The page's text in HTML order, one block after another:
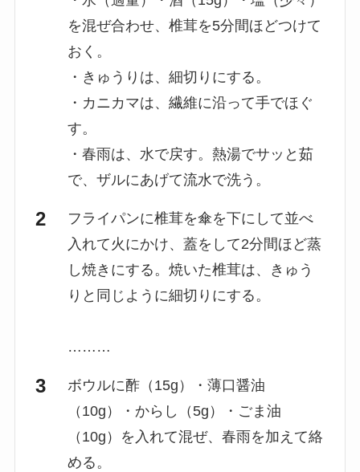
を混ぜ合わせ、椎茸を5分間ほどつけて
おく。
・きゅうりは、細切りにする。
・カニカマは、繊維に沿って手でほぐ
す。
・春雨は、水で戻す。熱湯でサッと茹
で、ザルにあげて流水で洗う。
フライパンに椎茸を傘を下にして並べ
入れて火にかけ、蓋をして2分間ほど蒸
し焼きにする。焼いた椎茸は、きゅう
りと同じように細切りにする。
………
ボウルに酢（15g）・薄口醤油
（10g）・からし（5g）・ごま油
（10g）を入れて混ぜ、春雨を加えて絡
める。